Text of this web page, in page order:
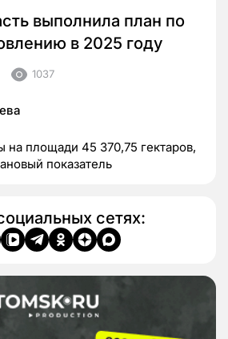
выполнила план по
в 2025 году
1037
на площади 45 370,75 гектаров,
показатель
сетях: